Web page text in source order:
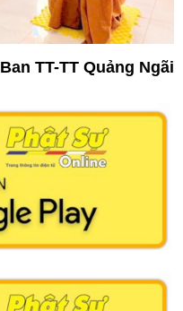
Ban TT-TT Quảng Ngãi